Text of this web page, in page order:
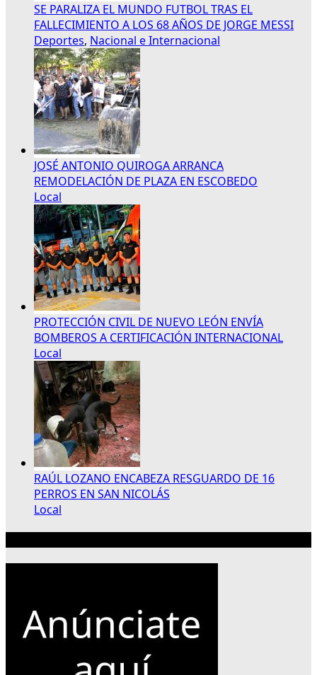
SE PARALIZA EL MUNDO FUTBOL TRAS EL
FALLECIMIENTO A LOS 68 AÑOS DE JORGE MESSI
Deportes, Nacional e Internacional
JOSÉ ANTONIO QUIROGA ARRANCA
REMODELACIÓN DE PLAZA EN ESCOBEDO
Local
PROTECCIÓN CIVIL DE NUEVO LEÓN ENVÍA
BOMBEROS A CERTIFICACIÓN INTERNACIONAL
Local
RAÚL LOZANO ENCABEZA RESGUARDO DE 16
PERROS EN SAN NICOLÁS
Local